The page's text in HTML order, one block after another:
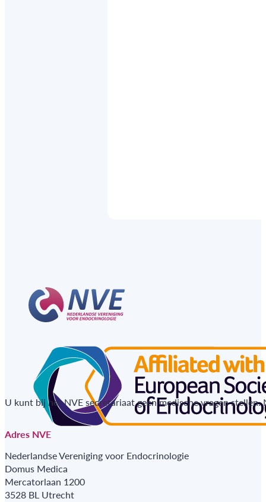
U kunt bij het NVE secretariaat geen medische vragen
Adres NVE
Nederlandse Vereniging voor Endocrinologie
Domus Medica
Mercatorlaan 1200
3528 BL Utrecht